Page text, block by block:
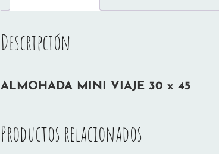
Descripción
ALMOHADA MINI VIAJE 30 x 45
Productos relacionados